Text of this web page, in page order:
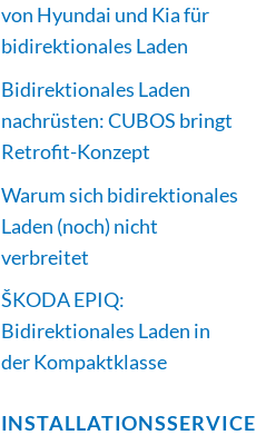
von Hyundai und Kia für
bidirektionales Laden
Bidirektionales Laden
nachrüsten: CUBOS bringt
Retrofit-Konzept
Warum sich bidirektionales
Laden (noch) nicht
verbreitet
ŠKODA EPIQ:
Bidirektionales Laden in
der Kompaktklasse
INSTALLATIONSSERVICE